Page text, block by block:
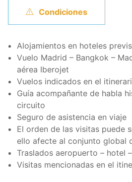
Condiciones
Alojamientos en hoteles
Vuelo Madrid – Bangkok –
aérea Iberojet
Vuelos indicados en el
Guía acompañante de habla
circuito
Seguro de asistencia en viaje
El orden de las visitas puede
ello afecte al conjunto global
Traslados aeropuerto – hotel
Visitas mencionadas en el